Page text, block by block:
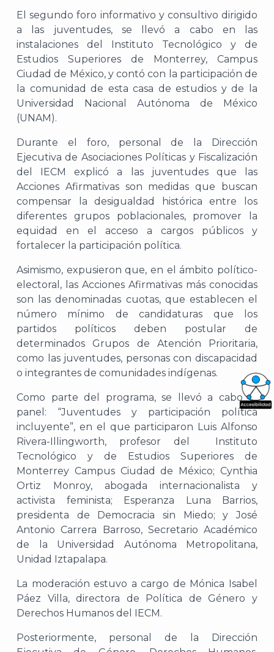
El segundo foro informativo y consultivo dirigido
a las juventudes, se llevó a cabo en las
instalaciones del Instituto Tecnológico y de
Estudios Superiores de Monterrey, Campus
Ciudad de México, y contó con la participación de
la comunidad de esta casa de estudios y de la
Universidad Nacional Autónoma de México
(UNAM).
Durante el foro, personal de la Dirección
Ejecutiva de Asociaciones Políticas y Fiscalización
del IECM explicó a las juventudes que las
Acciones Afirmativas son medidas que buscan
compensar la desigualdad histórica entre los
diferentes grupos poblacionales, promover la
equidad en el acceso a cargos públicos y
fortalecer la participación política.
Asimismo, expusieron que, en el ámbito político-
electoral, las Acciones Afirmativas más conocidas
son las denominadas cuotas, que establecen el
número mínimo de candidaturas que los
partidos políticos deben postular de
determinados Grupos de Atención Prioritaria,
como las juventudes, personas con discapacidad
o integrantes de comunidades indígenas.
Como parte del programa, se llevó a cabo el
panel: “Juventudes y participación política
incluyente”, en el que participaron Luis Alfonso
Rivera-Illingworth, profesor del Instituto
Tecnológico y de Estudios Superiores de
Monterrey Campus Ciudad de México; Cynthia
Ortiz Monroy, abogada internacionalista y
activista feminista; Esperanza Luna Barrios,
presidenta de Democracia sin Miedo; y José
Antonio Carrera Barroso, Secretario Académico
de la Universidad Autónoma Metropolitana,
Unidad Iztapalapa.
La moderación estuvo a cargo de Mónica Isabel
Páez Villa, directora de Política de Género y
Derechos Humanos del IECM.
Posteriormente, personal de la Dirección